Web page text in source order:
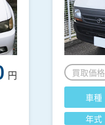
円 買取価格
車種
年式